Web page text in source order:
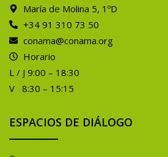
María de Molina 5, 1ºD
+34 91 310 73 50
conama@conama.org
Horario
L / J 9:00 – 18:30
V 8:30 – 15:15
ESPACIOS DE DIÁLOGO